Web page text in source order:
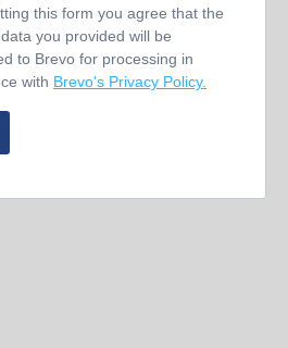
this form you agree that the
you provided will be
to Brevo for processing in
with Brevo's Privacy Policy.